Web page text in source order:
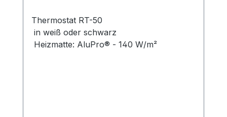
Thermostat RT-50
in weiß oder schwarz
Heizmatte: AluPro® - 140 W/m²